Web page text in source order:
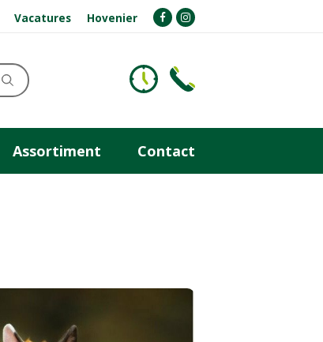
Vacatures Hovenier
Assortiment Contact